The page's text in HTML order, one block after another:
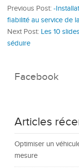
Previous Post: -
fiabilité au service de
Next Post: Les 10
séduire
Facebook
Articles
Optimiser un
mesure